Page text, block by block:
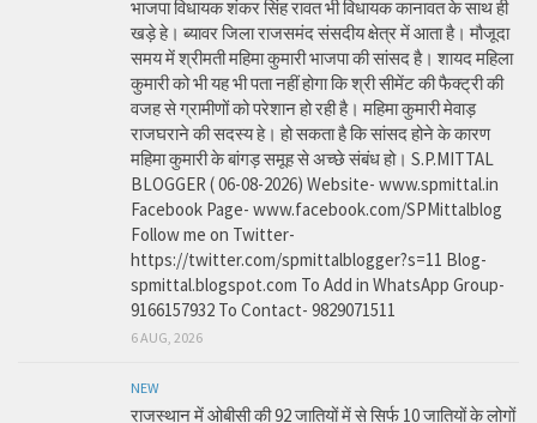
भाजपा विधायक शंकर सिंह रावत भी विधायक कानावत के साथ ही
खड़े हे। ब्यावर जिला राजसमंद संसदीय क्षेत्र में आता है। मौजूदा
समय में श्रीमती महिमा कुमारी भाजपा की सांसद है। शायद महिला
कुमारी को भी यह भी पता नहीं होगा कि श्री सीमेंट की फैक्ट्री की
वजह से ग्रामीणों को परेशान हो रही है। महिमा कुमारी मेवाड़
राजघराने की सदस्य हे। हो सकता है कि सांसद होने के कारण
महिमा कुमारी के बांगड़ समूह से अच्छे संबंध हो। S.P.MITTAL
BLOGGER ( 06-08-2026) Website- www.spmittal.in
Facebook Page- www.facebook.com/SPMittalblog
Follow me on Twitter-
https://twitter.com/spmittalblogger?s=11 Blog-
spmittal.blogspot.com To Add in WhatsApp Group-
9166157932 To Contact- 9829071511
6 AUG, 2026
NEW
राजस्थान में ओबीसी की 92 जातियों में से सिर्फ 10 जातियों के लोगों